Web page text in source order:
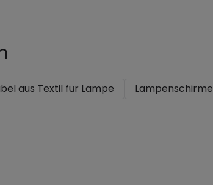
aus Textil für Lampe Lampenschirme